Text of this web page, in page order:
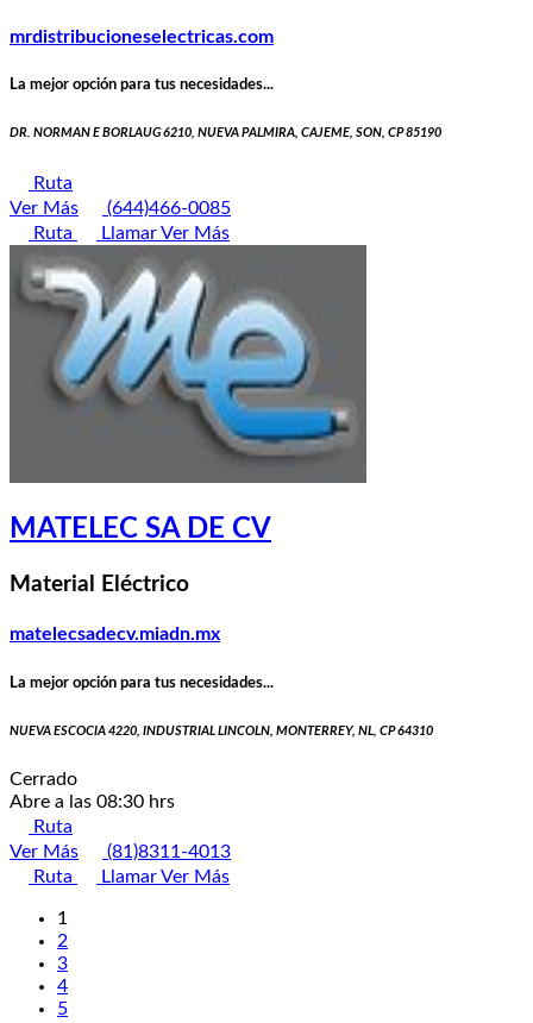
mrdistribucioneselectricas.com
La mejor opción para tus necesidades...
DR. NORMAN E BORLAUG 6210, NUEVA PALMIRA, CAJEME, SON, CP 85190
Ruta
Ver Más
(644)466-0085
Ruta
LlamarVer Más
MATELEC SA DE CV
Material Eléctrico
matelecsadecv.miadn.mx
La mejor opción para tus necesidades...
NUEVA ESCOCIA 4220, INDUSTRIAL LINCOLN, MONTERREY, NL, CP 64310
Cerrado
Abre a las 08:30 hrs
Ruta
Ver Más
(81)8311-4013
Ruta
LlamarVer Más
1
2
3
4
5